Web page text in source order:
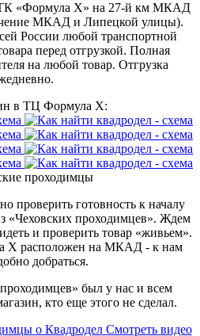
«Формула X» на 27-й км МКАД
МКАД и Липецкой улицы).
России любой транспортной
перед отгрузкой. Полная
на любой товар. Отгрузка
в ТЦ Формула Х:
проверить готовность к началу
«Чеховских проходимцев». Ждем
и проверить товар «живьем».
Х расположен на МКАД - к нам
добраться.
был у нас и всем
кто еще этого не сделал.
Смотреть видео